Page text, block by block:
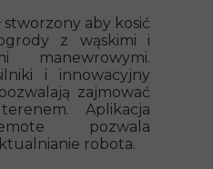
stworzony aby kosić
z wąskimi i
manewrowymi.
i innowacyjny
zajmować
Aplikacja
pozwala
robota.